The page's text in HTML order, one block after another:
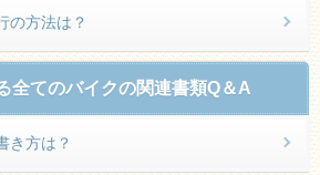
の方法は？
全てのバイクの関連書類Q＆A
き方は？